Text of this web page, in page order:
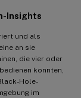
Insights
und als
an sie
die vier oder
konnten,
Hole-
im